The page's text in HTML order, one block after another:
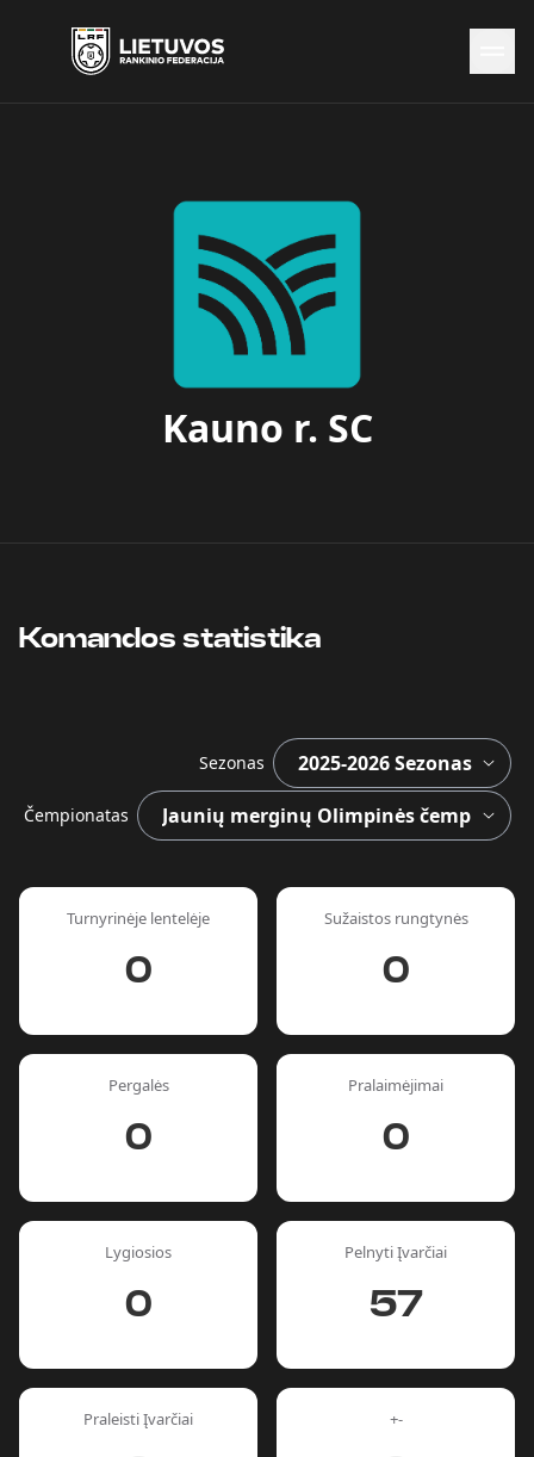
Kauno r. SC
Komandos statistika
Sezonas
Čempionatas
Turnyrinėje lentelėje
0
Sužaistos rungtynės
0
Pergalės
0
Pralaimėjimai
0
Lygiosios
0
Pelnyti Įvarčiai
57
Praleisti Įvarčiai +-